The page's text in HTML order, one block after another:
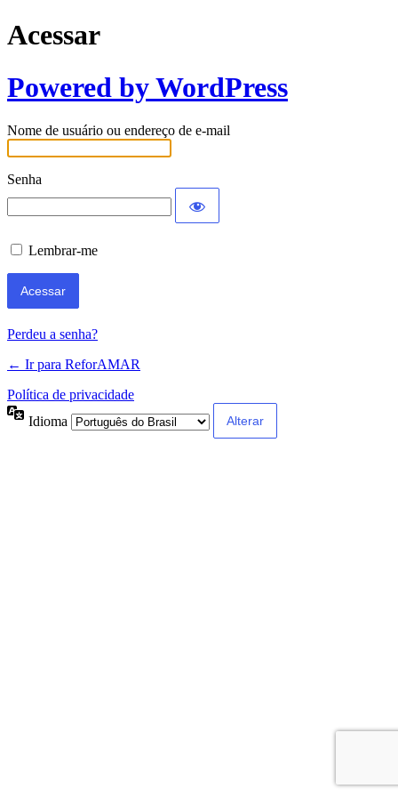
Acessar
Powered by WordPress
Nome de usuário ou endereço de e-mail
Senha
Lembrar-me
Perdeu a senha?
← Ir para ReforAMAR
Política de privacidade
Idioma